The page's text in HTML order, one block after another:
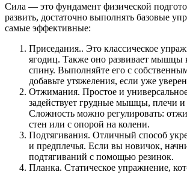
Сила — это фундамент физической
развить, достаточно выполнять базовые
самые эффективные:
Приседания.. Это классическое
ягодиц. Также оно развивает мышцы
спину. Выполняйте его с
добавьте утяжеления, если уже
Отжимания. Простое и
задействует грудные мышцы, плечи
Сложность можно регулировать:
стен или с опорой на колени.
Подтягивания. Отличный способ
и предплечья. Если вы новичок,
подтягиваний с помощью резинок.
Планка. Статическое упражнение,